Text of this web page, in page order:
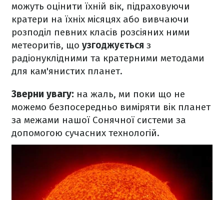
можуть оцінити їхній вік, підраховуючи
кратери на їхніх місяцях або вивчаючи
розподіл певних класів розсіяних ними
метеоритів, що узгоджується з
радіонуклідними та кратерними методами
для кам'янистих планет.
Зверни увагу: на жаль, ми поки що не
можемо безпосередньо виміряти вік планет
за межами нашої Сонячної системи за
допомогою сучасних технологій.